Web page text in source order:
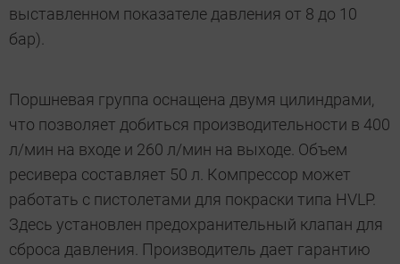
выставленном показателе давления от 8 до 10
бар).
Поршневая группа оснащена двумя цилиндрами,
что позволяет добиться производительности в 400
л/мин на входе и 260 л/мин на выходе. Объем
ресивера составляет 50 л. Компрессор может
работать с пистолетами для покраски типа HVLP.
Здесь установлен предохранительный клапан для
сброса давления. Производитель дает гарантию